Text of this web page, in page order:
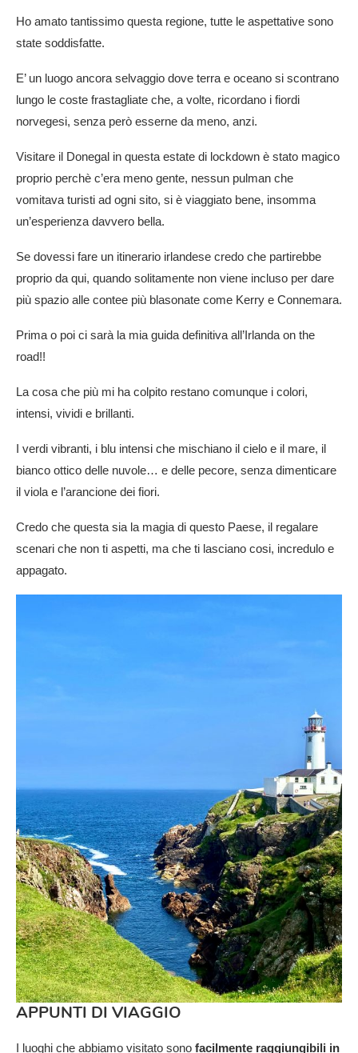
Ho amato tantissimo questa regione, tutte le aspettative sono
state soddisfatte.
E’ un luogo ancora selvaggio dove terra e oceano si scontrano
lungo le coste frastagliate che, a volte, ricordano i fiordi
norvegesi, senza però esserne da meno, anzi.
Visitare il Donegal in questa estate di lockdown è stato magico
proprio perchè c’era meno gente, nessun pulman che
vomitava turisti ad ogni sito, si è viaggiato bene, insomma
un’esperienza davvero bella.
Se dovessi fare un itinerario irlandese credo che partirebbe
proprio da qui, quando solitamente non viene incluso per dare
più spazio alle contee più blasonate come Kerry e Connemara.
Prima o poi ci sarà la mia guida definitiva all’Irlanda on the
road!!
La cosa che più mi ha colpito restano comunque i colori,
intensi, vividi e brillanti.
I verdi vibranti, i blu intensi che mischiano il cielo e il mare, il
bianco ottico delle nuvole… e delle pecore, senza dimenticare
il viola e l’arancione dei fiori.
Credo che questa sia la magia di questo Paese, il regalare
scenari che non ti aspetti, ma che ti lasciano cosi, incredulo e
appagato.
APPUNTI DI VIAGGIO
I luoghi che abbiamo visitato sono facilmente raggiungibili in